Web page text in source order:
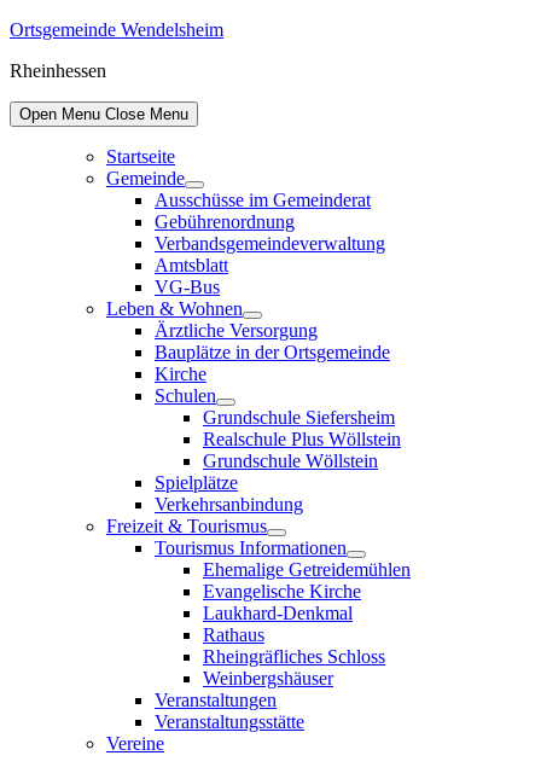
Skip
content
Ortsgemeinde Wendelsheim
Rheinhessen
Open Menu Close Menu
Startseite
Gemeinde
Show
sub
menu
Ausschüsse im Gemeinderat
Gebührenordnung
Verbandsgemeindeverwaltung
Amtsblatt
VG-Bus
Leben & Wohnen
Show
sub
menu
Ärztliche Versorgung
Bauplätze in der Ortsgemeinde
Kirche
Schulen
Show
sub
menu
Grundschule Siefersheim
Realschule Plus Wöllstein
Grundschule Wöllstein
Spielplätze
Verkehrsanbindung
Freizeit & Tourismus
Show
sub
menu
Tourismus Informationen
Show
sub
menu
Ehemalige Getreidemühlen
Evangelische Kirche
Laukhard-Denkmal
Rathaus
Rheingräfliches Schloss
Weinbergshäuser
Veranstaltungen
Veranstaltungsstätte
Vereine